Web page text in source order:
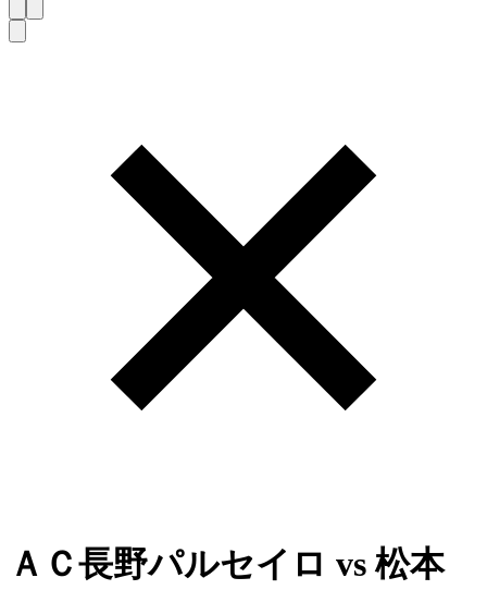
ＡＣ長野パルセイロ vs 松本